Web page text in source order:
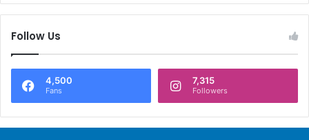
Follow Us
4,500
Fans
7,315
Followers